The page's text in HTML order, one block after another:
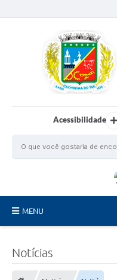
Acessibilidade
MENU
Notícias